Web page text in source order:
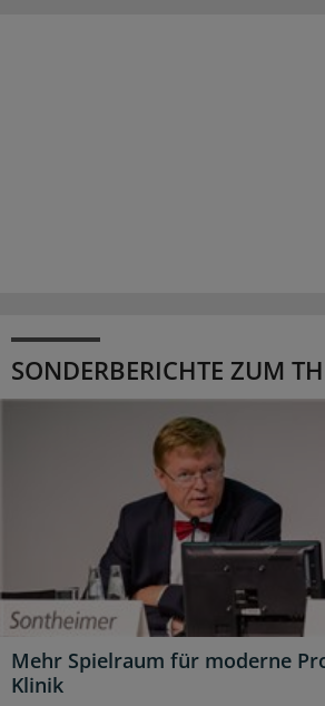
SONDERBERICHTE ZUM
Mehr Spielraum für moderne
Klinik